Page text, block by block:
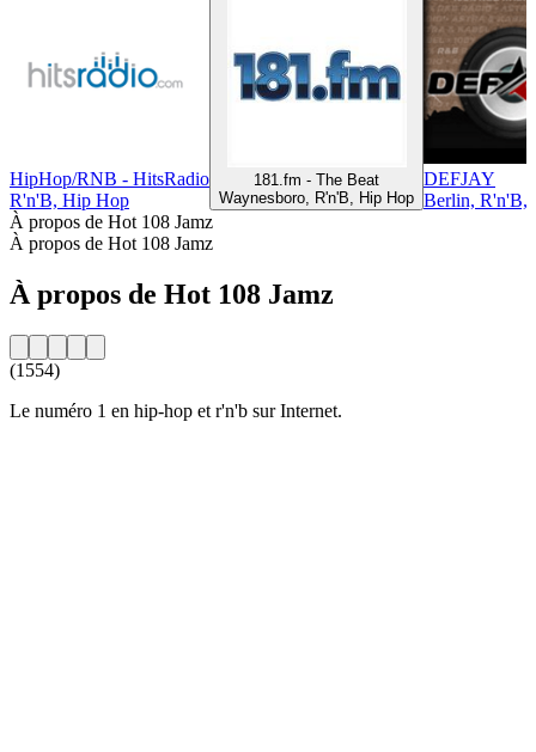
HipHop/RNB - HitsRadio
R'n'B, Hip Hop
181.fm - The Beat
Waynesboro, R'n'B, Hip Hop
DEFJAY
Berlin, R'n'B,
À propos de Hot 108 Jamz
À propos de Hot 108 Jamz
À propos de Hot 108 Jamz
(1554)
Le numéro 1 en hip-hop et r'n'b sur Internet.